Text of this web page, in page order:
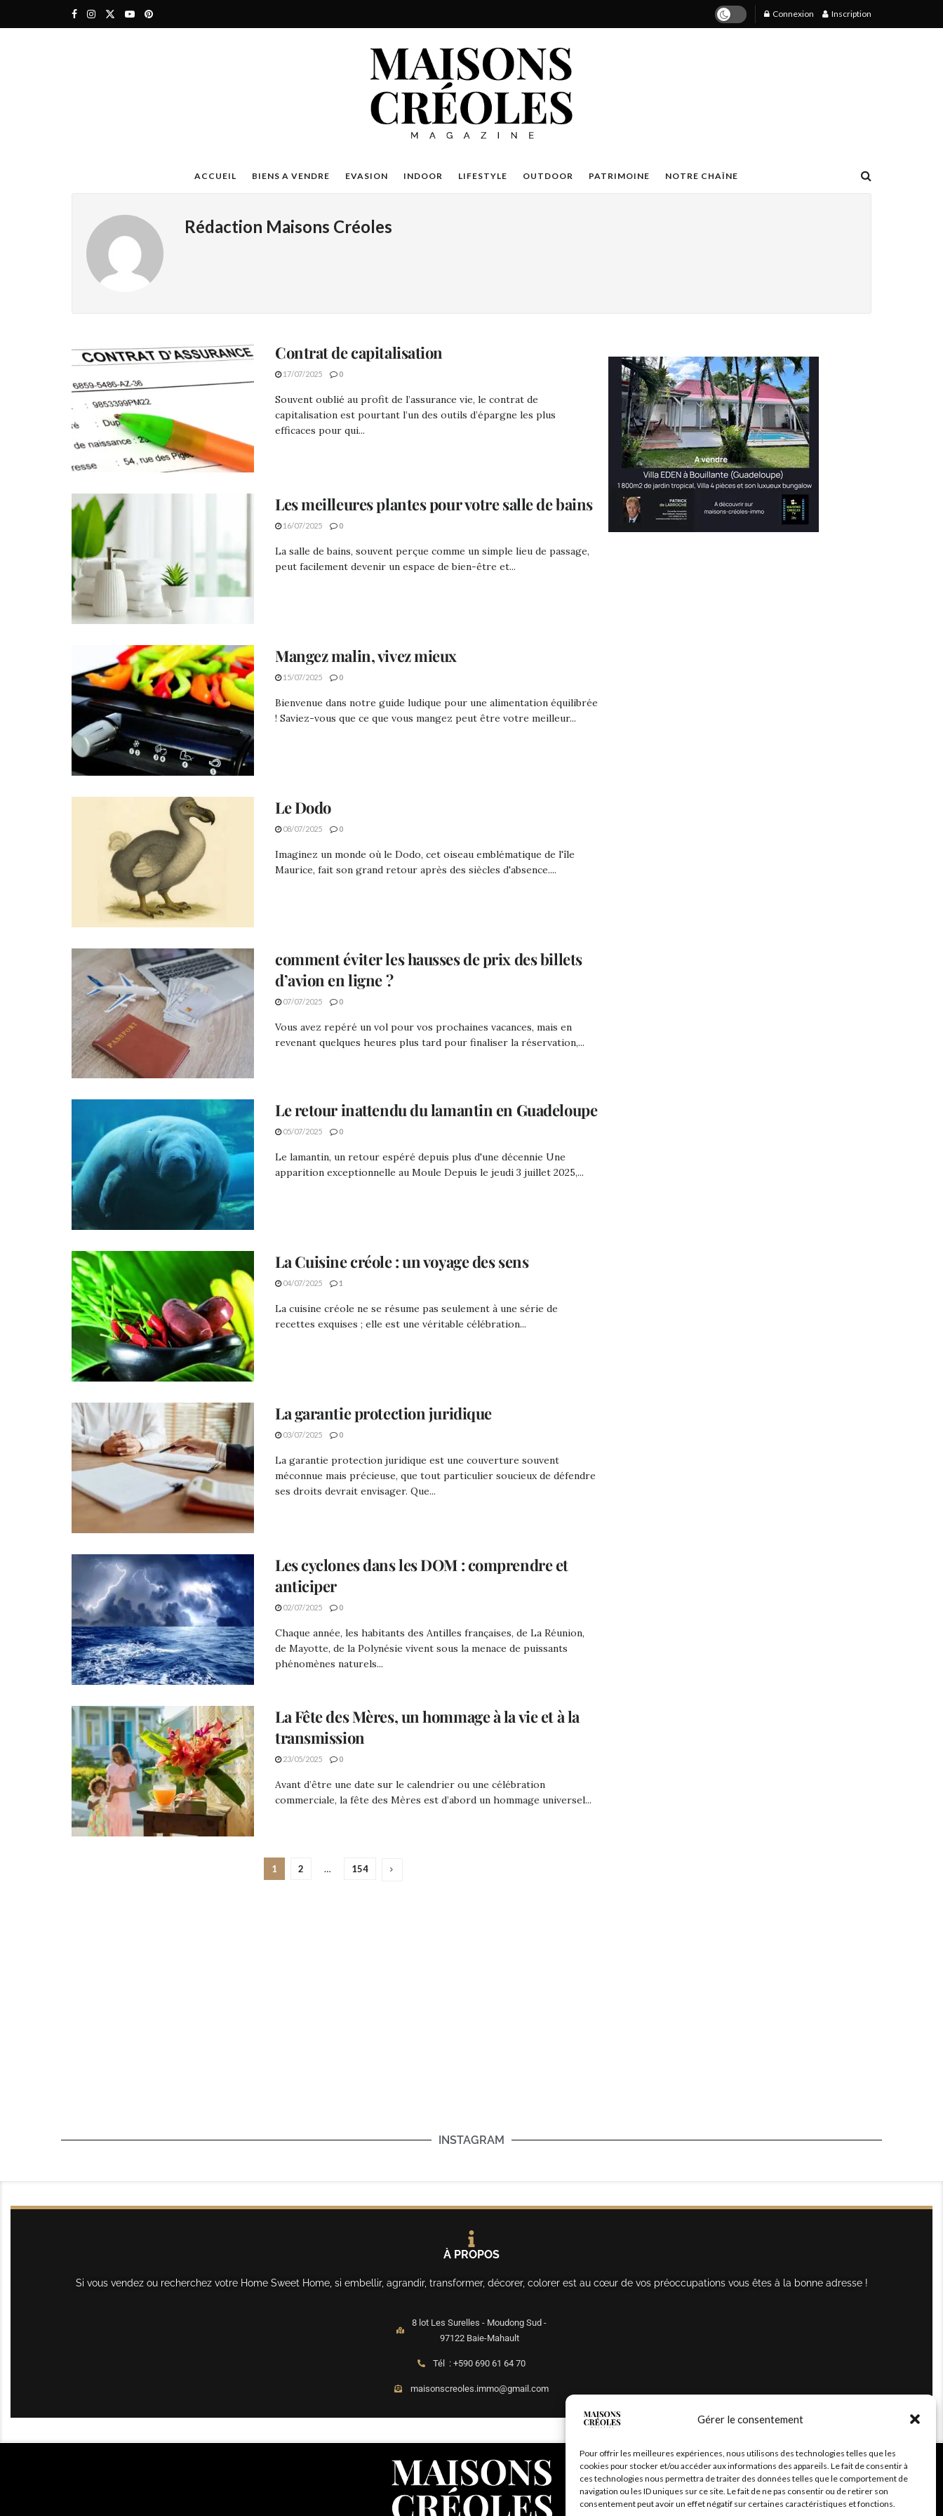
Gérer le consentement
Pour offrir les meilleures expériences, nous utilisons des technologies telles que les
cookies pour stocker et/ou accéder aux informations des appareils. Le fait de consentir à
ces technologies nous permettra de traiter des données telles que le comportement de
navigation ou les ID uniques sur ce site. Le fait de ne pas consentir ou de retirer son
consentement peut avoir un effet négatif sur certaines caractéristiques et fonctions.
Connexion Inscription
ACCUEIL BIENS A VENDRE EVASION INDOOR LIFESTYLE OUTDOOR PATRIMOINE NOTRE CHAÎNE
Rédaction Maisons Créoles
Contrat de capitalisation
17/07/2025 0
Souvent oublié au profit de l’assurance vie, le contrat de
capitalisation est pourtant l’un des outils d’épargne les plus
efficaces pour qui...
Les meilleures plantes pour votre salle de bains
16/07/2025 0
La salle de bains, souvent perçue comme un simple lieu de passage,
peut facilement devenir un espace de bien-être et...
Mangez malin, vivez mieux
15/07/2025 0
Bienvenue dans notre guide ludique pour une alimentation équilibrée
! Saviez-vous que ce que vous mangez peut être votre meilleur...
Le Dodo
08/07/2025 0
Imaginez un monde où le Dodo, cet oiseau emblématique de l'île
Maurice, fait son grand retour après des siècles d'absence....
comment éviter les hausses de prix des billets
d’avion en ligne ?
07/07/2025 0
Vous avez repéré un vol pour vos prochaines vacances, mais en
revenant quelques heures plus tard pour finaliser la réservation,...
Le retour inattendu du lamantin en Guadeloupe
05/07/2025 0
Le lamantin, un retour espéré depuis plus d'une décennie Une
apparition exceptionnelle au Moule Depuis le jeudi 3 juillet 2025,...
La Cuisine créole : un voyage des sens
04/07/2025 1
La cuisine créole ne se résume pas seulement à une série de
recettes exquises ; elle est une véritable célébration...
La garantie protection juridique
03/07/2025 0
La garantie protection juridique est une couverture souvent
méconnue mais précieuse, que tout particulier soucieux de défendre
ses droits devrait envisager. Que...
Les cyclones dans les DOM : comprendre et
anticiper
02/07/2025 0
Chaque année, les habitants des Antilles françaises, de La Réunion,
de Mayotte, de la Polynésie vivent sous la menace de puissants
phénomènes naturels...
La Fête des Mères, un hommage à la vie et à la
transmission
23/05/2025 0
Avant d’être une date sur le calendrier ou une célébration
commerciale, la fête des Mères est d’abord un hommage universel...
1 2 … 154
INSTAGRAM
À PROPOS
Si vous vendez ou recherchez votre Home Sweet Home, si embellir, agrandir, transformer, décorer, colorer est au cœur de vos préoccupations vous êtes à la bonne adresse !
8 lot Les Surelles - Moudong Sud -
97122 Baie-Mahault
Tél : +590 690 61 64 70
maisonscreoles.immo@gmail.com